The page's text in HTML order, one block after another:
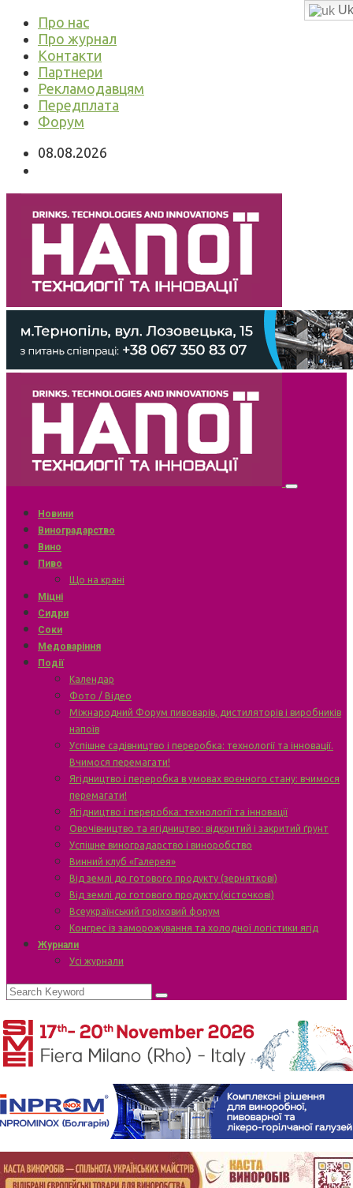
Про нас
Про журнал
Контакти
Партнери
Рекламодавцям
Передплата
Форум
08.08.2026
Новини
Виноградарство
Вино
Пиво
Що на крані
Міцні
Сидри
Соки
Медоваріння
Події
Календар
Фото / Відео
Міжнародний Форум пивоварів, дистиляторів і виробників
напоїв
Успішне садівництво і переробка: технології та інновації.
Вчимося перемагати!
Ягідництво і переробка в умовах воєнного стану: вчимося
перемагати!
Ягідництво і переробка: технології та інновації
Овочівництво та ягідництво: відкритий і закритий ґрунт
Успішне виноградарство і виноробство
Винний клуб «Галерея»
Від землі до готового продукту (зерняткові)
Від землі до готового продукту (кісточкові)
Всеукраїнський горіховий форум
Конгрес із заморожування та холодної логістики ягід
Журнали
Усі журнали